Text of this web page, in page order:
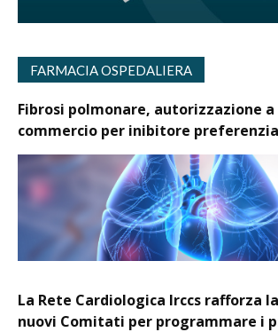
FARMACIA OSPEDALIERA
Fibrosi polmonare, autorizzazione
commercio per inibitore
La Rete Cardiologica Irccs rafforza
nuovi Comitati per programmare i